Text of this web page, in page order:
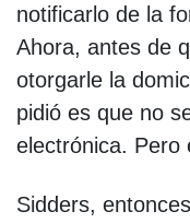
notificarlo de la
Ahora, antes de
otorgarle la
pidió es que no
electrónica. Pero
Sidders,